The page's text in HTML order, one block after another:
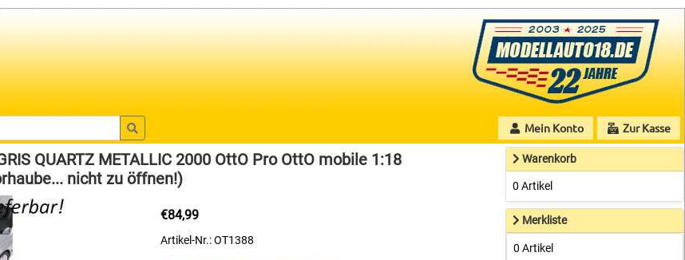
Mein Konto Zur Kasse
QUARTZ METALLIC 2000 OttO Pro OttO mobile 1:18
nicht zu öffnen!)
€84,99
Artikel-Nr.: OT1388
Warenkorb
0 Artikel
Merkliste
0 Artikel